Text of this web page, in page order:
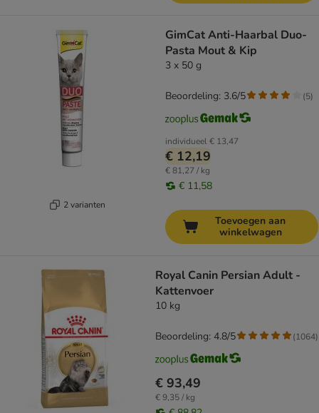
2 varianten
GimCat Anti-Haarbal Duo-
Pasta Mout & Kip
3 x 50 g
individueel€ 13,47
€ 12,19
€ 81,27 / kg
€ 11,58
Beoordeling: 3.6/5 (5)
Toevoegen aan
winkelwagen
Royal Canin Persian Adult -
Kattenvoer
10 kg
€ 93,49
€ 9,35 / kg
Beoordeling: 4.8/5 (1064)